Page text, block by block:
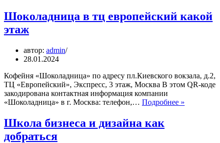
этаж
какой
Шоколадница в тц европейский какой
этаж
автор: admin
28.01.2024
Кофейня «Шоколадница» по адресу пл.Киевского вокзала, д.2,
ТЦ «Европейский», Экспресс, 3 этаж, Москва В этом QR-коде
закодирована контактная информация компании
«Шоколадница» в г. Москва: телефон,… Подробнее »
Школа бизнеса и дизайна как
добраться